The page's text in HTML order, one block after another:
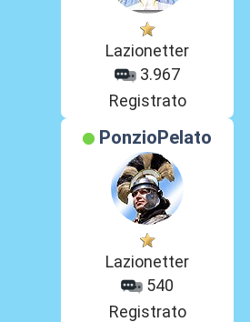
Lazionetter
3.967
Registrato
PonzioPelato
Lazionetter
540
Registrato